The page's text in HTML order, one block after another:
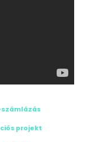
projekt